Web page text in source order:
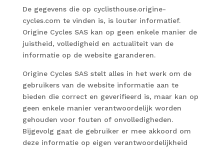
De gegevens die op cyclisthouse.origine-
cycles.com te vinden is, is louter informatief.
Origine Cycles SAS kan op geen enkele manier de
juistheid, volledigheid en actualiteit van de
informatie op de website garanderen.
Origine Cycles SAS stelt alles in het werk om de
gebruikers van de website informatie aan te
bieden die correct en geverifieerd is, maar kan op
geen enkele manier verantwoordelijk worden
gehouden voor fouten of onvolledigheden.
Bijgevolg gaat de gebruiker er mee akkoord om
deze informatie op eigen verantwoordelijkheid